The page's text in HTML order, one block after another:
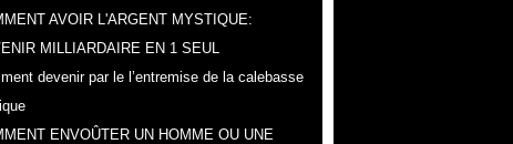
AVOIR L'ARGENT MYSTIQUE:
MILLIARDAIRE EN 1 SEUL
devenir par le l’entremise de la calebasse
ENVOÛTER UN HOMME OU UNE